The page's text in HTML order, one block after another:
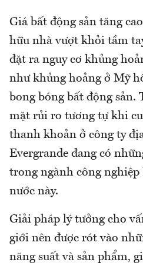
Giá bất động sản tăng
hữu nhà vượt khỏi tầm
đặt ra nguy cơ khủng
như khủng hoảng ở Mỹ
bong bóng bất động sản.
mặt rủi ro tương tự khi
thanh khoản ở công ty
Evergrande đang có
trong ngành công nghiệp
nước này.
Giải pháp lý tưởng cho
giới nên được rót vào
năng suất và sản phẩm,